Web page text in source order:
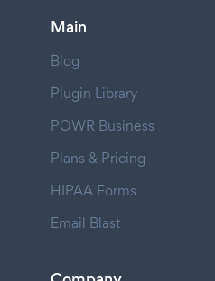
Main
Blog
Plugin Library
POWR Business
Plans & Pricing
HIPAA Forms
Email Blast